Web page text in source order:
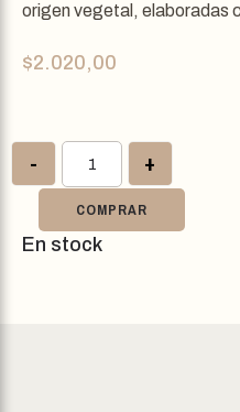
origen vegetal, elaboradas
$2.020,00
- +
COMPRAR
En stock